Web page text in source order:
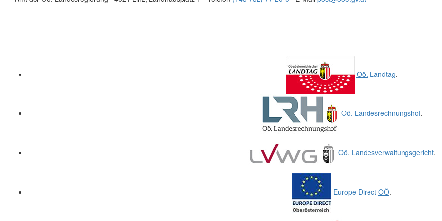
Oö. Landtag.
Oö. Landesrechnungshof.
Oö. Landesverwaltungsgericht.
Europe Direct OÖ.